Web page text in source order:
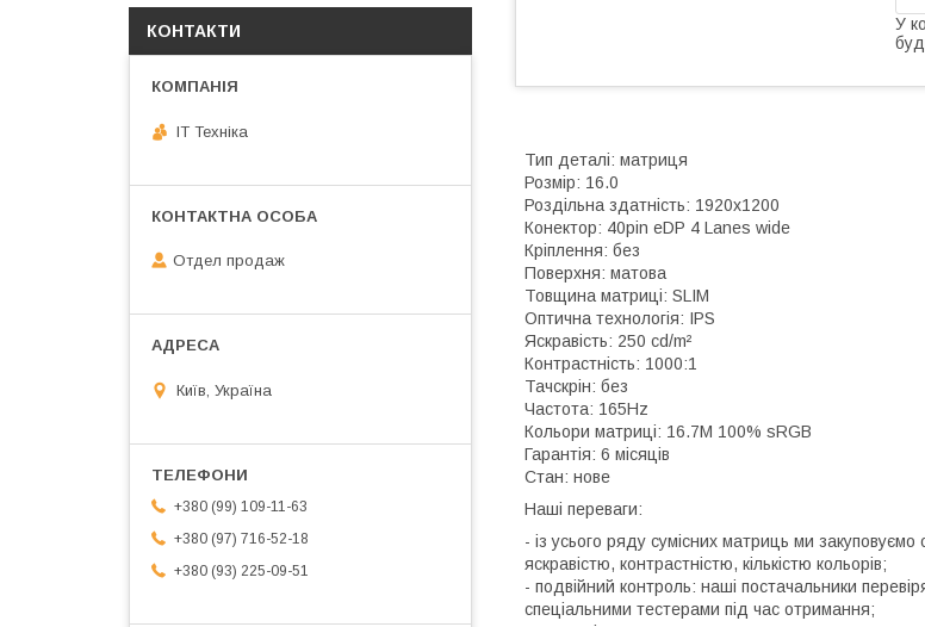
У
Тип деталі: матриця
Розмір: 16.0
Роздільна здатність: 1920x1200
Конектор: 40pin eDP 4 Lanes wide
Кріплення: без
Поверхня: матова
Товщина матриці: SLIM
Оптична технологія: IPS
Яскравість: 250 cd/m²
Контрастність: 1000:1
Тачскрін: без
Частота: 165Hz
Кольори матриці: 16.7M 100% sRGB
Гарантія: 6 місяців
Стан: нове
Наші переваги:
- із усього ряду сумісних матриць ми
яскравістю, контрастністю, кількістю кольорів;
- подвійний контроль: наші постачальники
спеціальними тестерами під час отримання;
КОНТАКТИ
IT Техніка
Отдел продаж
Київ, Україна
+380 (99) 109-11-63
+380 (97) 716-52-18
+380 (93) 225-09-51